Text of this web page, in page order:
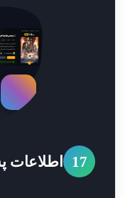
اطلاعات پست ها